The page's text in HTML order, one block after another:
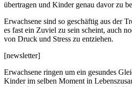
übertragen und Kinder genau davor zu
Erwachsene sind so geschäftig aus der
es fast ein Zuviel zu sein scheint, auch
von Druck und Stress zu entziehen.
[newsletter]
Erwachsene ringen um ein gesundes
Kinder im selben Moment in